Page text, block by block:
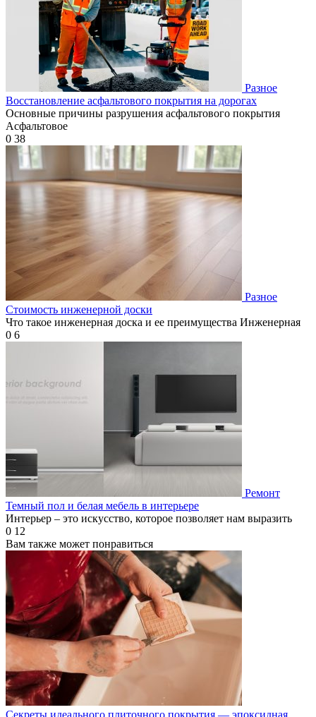
Разное
Восстановление асфальтового покрытия на дорогах
Основные причины разрушения асфальтового покрытия
Асфальтовое
0 38
Разное
Стоимость инженерной доски
Что такое инженерная доска и ее преимущества Инженерная
0 6
Ремонт
Темный пол и белая мебель в интерьере
Интерьер – это искусство, которое позволяет нам выразить
0 12
Вам также может понравиться